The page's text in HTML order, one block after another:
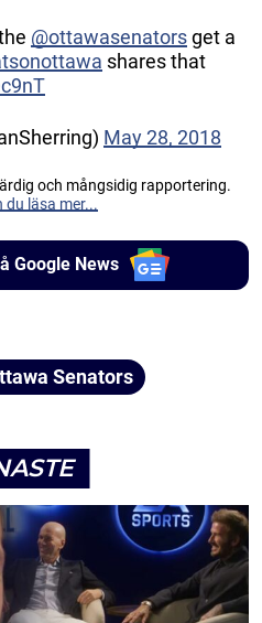
@ottawasenatorsget a
shares that
May 28, 2018
och mångsidig rapportering.
du läsa mer...
Google News
Senators